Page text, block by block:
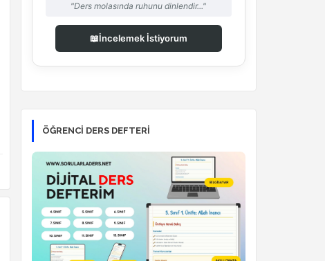
"Ders molasında ruhunu dinlendir..."
📖İncelemek İstiyorum
ÖĞRENCI DERS DEFTERI